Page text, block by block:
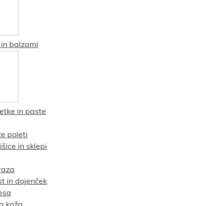
balzami
in paste
poleti
in sklepi
in dojenček